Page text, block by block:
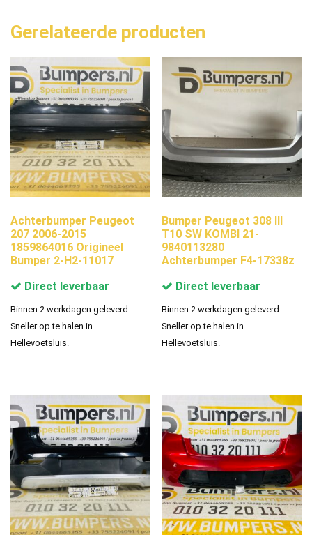
Gerelateerde producten
Achterbumper Peugeot
207 2006-2015
1859864016 Origineel
Bumper 2-H2-11017
Direct leverbaar
Binnen 2 werkdagen geleverd.
Sneller op te halen in
Hellevoetsluis.
Bumper Peugeot 308 III
T10 SW KOMBI 21-
9840113280
Achterbumper F4-17338z
Direct leverbaar
Binnen 2 werkdagen geleverd.
Sneller op te halen in
Hellevoetsluis.